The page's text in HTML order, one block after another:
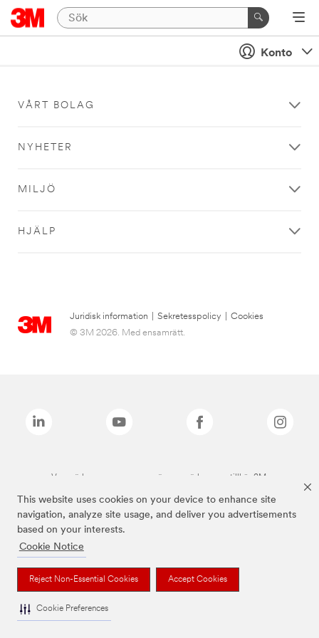
This website uses cookies on your device to enhance site
navigation, analyze site usage, and deliver you advertisements
based on your interests.
Cookie Notice
Reject Non-Essential Cookies Accept Cookies
Cookie Preferences
Konto
VÅRT BOLAG
NYHETER
MILJÖ
HJÄLP
Juridisk information Sekretesspolicy
Cookies
© 3M 2026. Med ensamrätt.
Varumärken som anges ovan är varumärken som tillhör 3M.